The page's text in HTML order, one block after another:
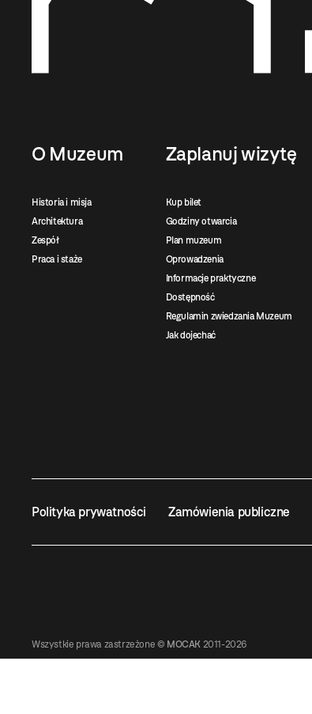
O Muzeum
Historia i misja
Architektura
Zespół
Praca i staże
Zaplanuj wizytę
Kup bilet
Godziny otwarcia
Plan muzeum
Oprowadzenia
Informacje praktyczne
Dostępność
Regulamin zwiedzania Muzeum
Jak dojechać
Polityka prywatności Zamówienia publiczne
Wszystkie prawa zastrzeżone © MOCAK 2011-2026